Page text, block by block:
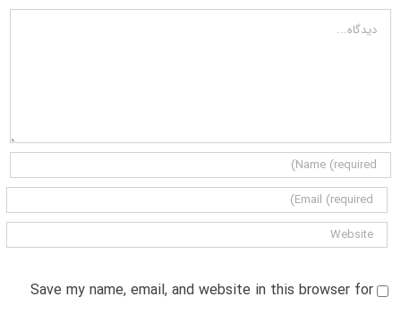
دیدگاه
Save my name, email, and website in this browser for